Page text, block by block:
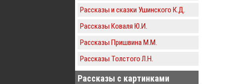
Рассказы и сказки Ушинского К.Д.
Рассказы Коваля Ю.И.
Рассказы Пришвина М.М.
Рассказы Толстого Л.Н.
Рассказы с картинками